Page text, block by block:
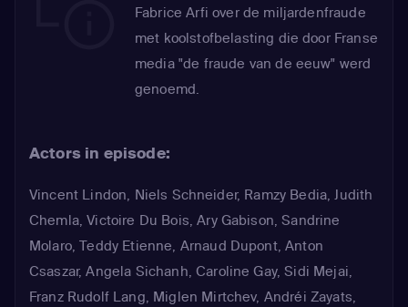
Fabrice Arfi over de miljardenfraude
met koolstofbelasting die door Franse
media "de fraude van de eeuw" werd
genoemd.
Actors in episode:
Vincent Lindon, Niels Schneider, Ramzy Bedia,Judith
Chemla,Victoire Du Bois,Ary Gabison,Sandrine
Molaro,Teddy Etienne, Arnaud Dupont,Anton
Csaszar,Angela Sichanh,Caroline Gay,Sidi Mejai,
Franz Rudolf Lang, Miglen Mirtchev, Andréi Zayats,